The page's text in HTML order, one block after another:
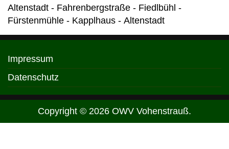
Altenstadt - Fahrenbergstraße - Fiedlbühl -
Fürstenmühle - Kapplhaus - Altenstadt
Impressum
Datenschutz
Copyright © 2026 OWV Vohenstrauß.